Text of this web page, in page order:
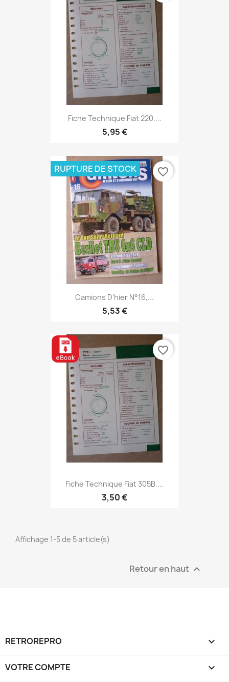
Fiche Technique Fiat 220....
5,95 €
Camions D'hier N°16,...
5,53 €
RUPTURE DE STOCK favorite_border
Fiche Technique Fiat 305B....
3,50 €
favorite_border
Affichage 1-5 de 5 article(s)
Retour en haut 
RETROREPRO 
VOTRE COMPTE 